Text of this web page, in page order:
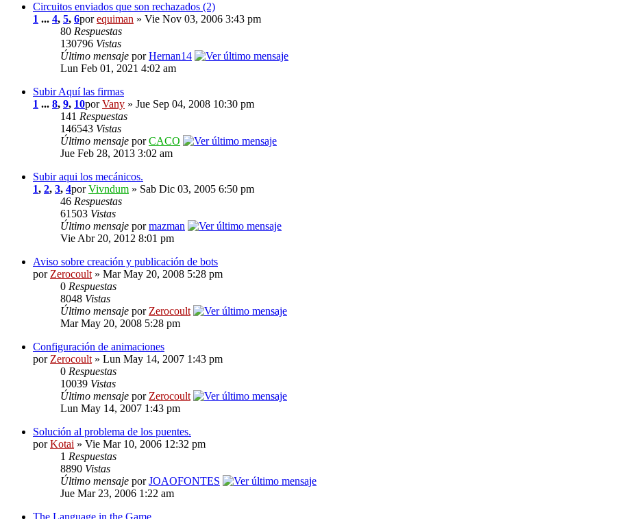
Circuitos enviados que son rechazados (2)
1 ... 4, 5, 6porequiman » Vie Nov 03, 2006 3:43 pm
80 Respuestas
130796 Vistas
Último mensaje porHernan14
Lun Feb 01, 2021 4:02 am
Subir Aquí las firmas
1 ... 8, 9, 10porVany » Jue Sep 04, 2008 10:30 pm
141 Respuestas
146543 Vistas
Último mensaje porCACO
Jue Feb 28, 2013 3:02 am
Subir aqui los mecánicos.
1, 2, 3, 4porVivndum » Sab Dic 03, 2005 6:50 pm
46 Respuestas
61503 Vistas
Último mensaje pormazman
Vie Abr 20, 2012 8:01 pm
Aviso sobre creación y publicación de bots
porZerocoult» Mar May 20, 2008 5:28 pm
0 Respuestas
8048 Vistas
Último mensaje porZerocoult
Mar May 20, 2008 5:28 pm
Configuración de animaciones
porZerocoult» Lun May 14, 2007 1:43 pm
0 Respuestas
10039 Vistas
Último mensaje porZerocoult
Lun May 14, 2007 1:43 pm
Solución al problema de los puentes.
porKotai » Vie Mar 10, 2006 12:32 pm
1 Respuestas
8890 Vistas
Último mensaje porJOAOFONTES
Jue Mar 23, 2006 1:22 am